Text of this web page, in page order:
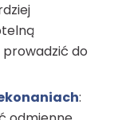
do
: